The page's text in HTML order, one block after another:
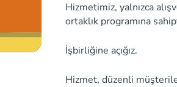
Hizmetimiz, yalnızca
ortaklık programına
İşbirliğine açığız.
Hizmet, düzenli